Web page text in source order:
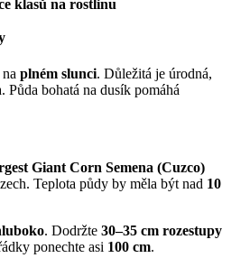
klasů na rostlinu
plném slunci. Důležitá je úrodná,
Půda bohatá na dusík pomáhá
Giant Corn Semena (Cuzco)
Teplota půdy by měla být nad 10
. Dodržte 30–35 cm rozestupy
ponechte asi 100 cm.